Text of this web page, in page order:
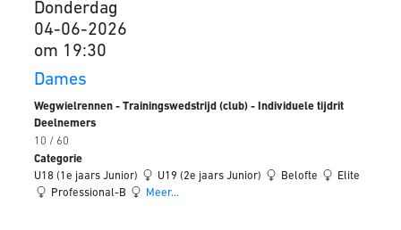
Donderdag
04-06-2026
om 19:30
Dames
Wegwielrennen - Trainingswedstrijd (club) - Individuele tijdrit
Deelnemers
10 / 60
Categorie
U18 (1e jaars Junior)
U19 (2e jaars Junior) Belofte
Elite
Professional-B
Meer...